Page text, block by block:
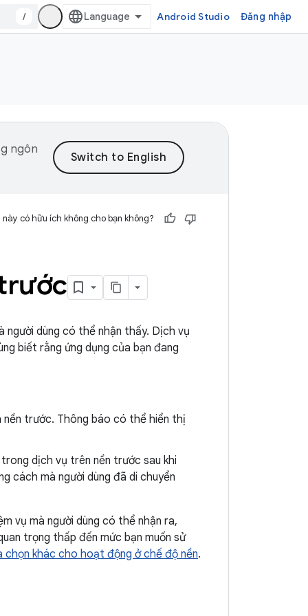
/ Android Studio Đăng nhập
ngôn
có hữu ích không cho bạn không?
dùng có thể nhận thấy. Dịch vụ
biết rằng ứng dụng của bạn đang
trước. Thông báo có thể hiển thị
dịch vụ trên nền trước sau khi
cách mà người dùng đã di chuyển
vụ mà người dùng có thể nhận ra,
trọng thấp đến mức bạn muốn sử
chọn khác cho hoạt động ở chế độ nền.